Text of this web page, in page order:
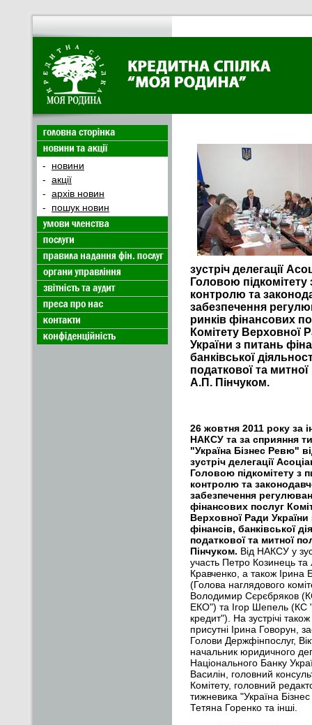
- новини
- акції
- архів новин
- пошук новин
зустріч делегації
Головою підкомітету
контролю та
забезпечення
ринків фінансових
Комітету Верховної
України з питань
банківської
податкової та митної
А.П. Пінчуком.
26 жовтня 2011 року за
НАКСУ та за сприяння
"Україна Бізнес Ревю"
зустріч делегації
Головою підкомітету з
контролю та
забезпечення
фінансових послуг
Верховної Ради України
фінансів, банківської
податкової та митної
Пінчуком. Від НАКСУ у
участь Петро Козинець
Кравченко, а також Ірина
(Голова наглядового
Володимир Сєрєбряков
ЕКО") та Ігор Шепель (КС
кредит"). На зустрічі
присутні Ірина Говорун,
Голови Держфінпослуг,
начальник юридичного
Національного Банку
Василін, головний
Комітету, головний
тижневика "Україна
Тетяна Горенко та інші.